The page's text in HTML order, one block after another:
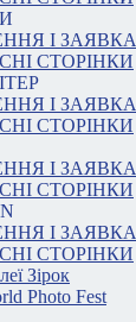
І ЗАЯВКА
СТОРІНКИ
І ЗАЯВКА
СТОРІНКИ
І ЗАЯВКА
СТОРІНКИ
І ЗАЯВКА
СТОРІНКИ
Зірок
Photo Fest